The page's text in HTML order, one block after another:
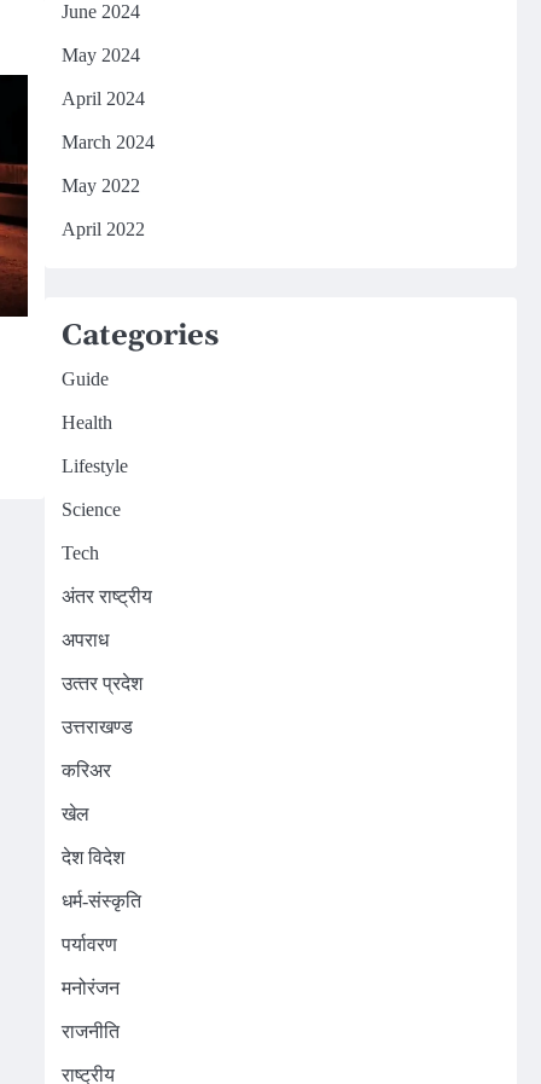
June 2024
May 2024
April 2024
March 2024
May 2022
April 2022
Categories
Guide
Health
Lifestyle
Science
Tech
अंतर राष्ट्रीय
अपराध
उत्‍तर प्रदेश
उत्तराखण्ड
करिअर
खेल
देश विदेश
धर्म-संस्कृति
पर्यावरण
मनोरंजन
राजनीति
राष्ट्रीय